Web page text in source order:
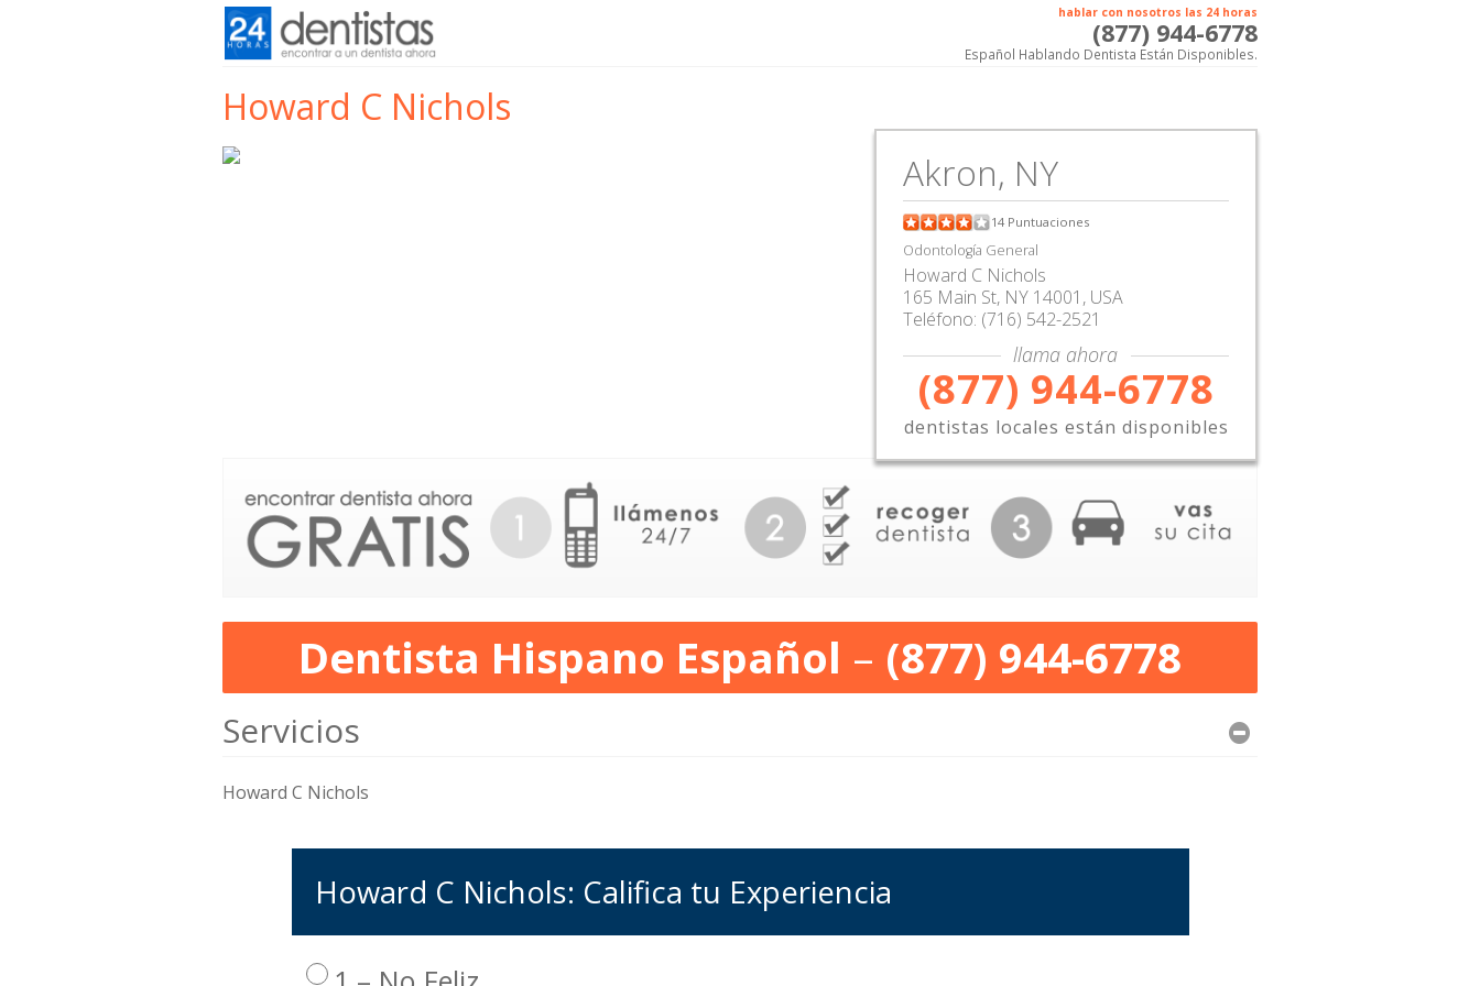
hablar con nosotros las 24 horas
(877) 944-6778
Español Hablando Dentista Están Disponibles.
Howard C Nichols
Akron, NY
14 Puntuaciones
Odontología General
Howard C Nichols
165 Main St, NY 14001, USA
Teléfono: (716) 542-2521
llama ahora
(877) 944-6778
dentistas locales están disponibles
Dentista Hispano Español – (877) 944-6778
Servicios
Howard C Nichols
Howard C Nichols: Califica tu Experiencia